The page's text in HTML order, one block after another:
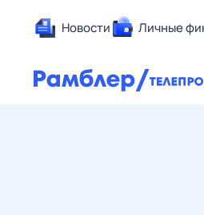
Новости Личные